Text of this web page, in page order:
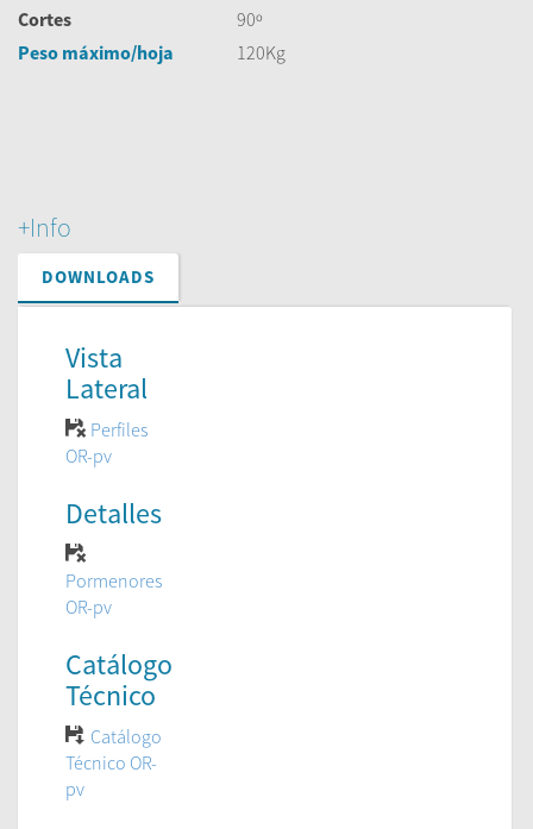
Cortes
90º
Peso máximo/hoja
120Kg
+Info
DOWNLOADS
Vista
Lateral
Perfiles
OR-pv
Detalles
Pormenores
OR-pv
Catálogo
Técnico
Catálogo
Técnico OR-
pv